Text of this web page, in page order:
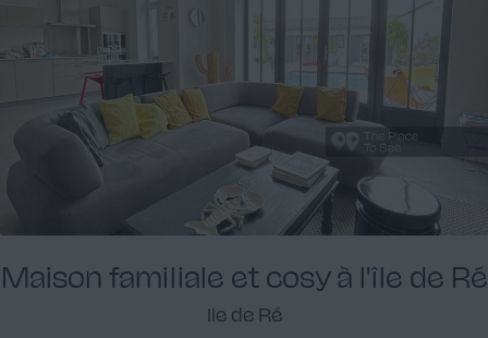
Maison familiale et cosy à l'île de Ré
Ile de Ré